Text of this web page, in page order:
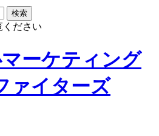
ください
ーケティング
ァイターズ